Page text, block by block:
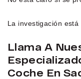
La investigación está
Llama A
Coche En